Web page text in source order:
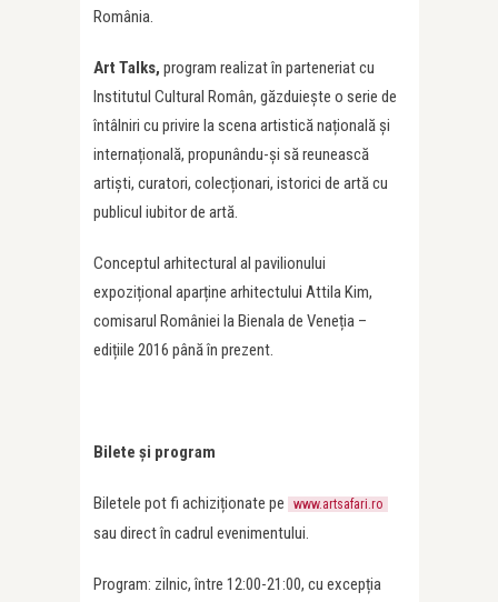
România.
Art Talks, program realizat în parteneriat cu
Institutul Cultural Român, găzduiește o serie de
întâlniri cu privire la scena artistică națională și
internațională, propunându-și să reunească
artiști, curatori, colecționari, istorici de artă cu
publicul iubitor de artă.
Conceptul arhitectural al pavilionului
expozițional aparține arhitectului Attila Kim,
comisarul României la Bienala de Veneția –
edițiile 2016 până în prezent.
Bilete și program
Biletele pot fi achiziționate pe www.artsafari.ro
sau direct în cadrul evenimentului.
Program: zilnic, între 12:00-21:00, cu excepția